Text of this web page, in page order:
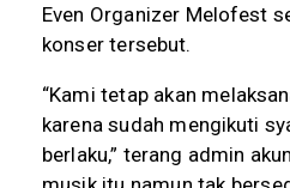
Even Organizer Melofest
konser tersebut.
“Kami tetap akan
karena sudah mengikuti
berlaku,” terang admin